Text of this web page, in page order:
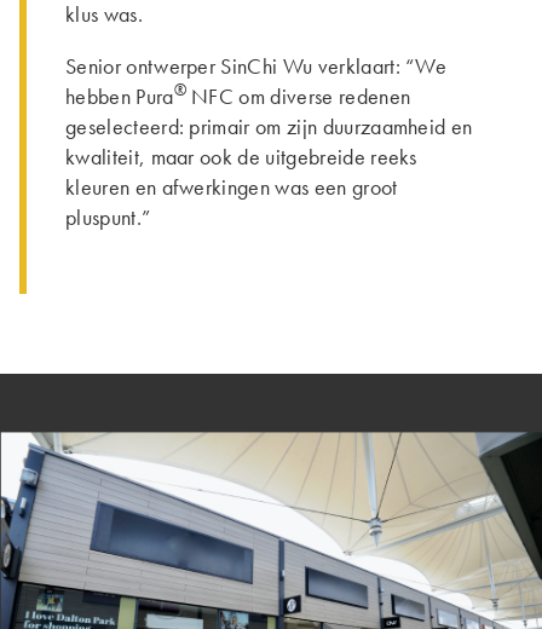
klus was.
Senior ontwerper SinChi Wu verklaart: “We
hebben Pura®NFC om diverse redenen
geselecteerd: primair om zijn duurzaamheid en
kwaliteit, maar ook de uitgebreide reeks
kleuren en afwerkingen was een groot
pluspunt.”